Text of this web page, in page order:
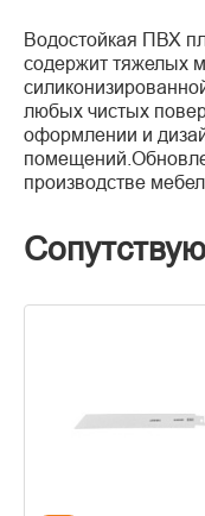
Водостойкая ПВХ
содержит тяжелых
любых чистых
оформлении и
производстве